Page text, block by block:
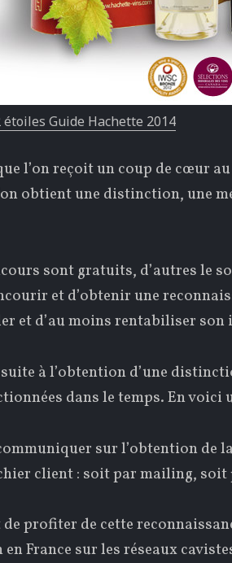
Guide Hachette 2014
l’on reçoit un coup de cœur
obtient une distinction, une
sont gratuits, d’autres le
et d’obtenir une
et d’au moins rentabiliser son
à l’obtention d’une
dans le temps. En voici
sur l’obtention de
client : soit par mailing, soit
profiter de cette
France sur les réseaux